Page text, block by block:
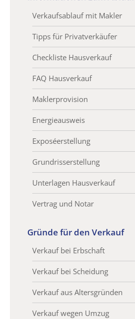
Verkaufsablauf mit Makler
Tipps für Privatverkäufer
Checkliste Hausverkauf
FAQ Hausverkauf
Maklerprovision
Energieausweis
Exposéerstellung
Grundrisserstellung
Unterlagen Hausverkauf
Vertrag und Notar
Gründe für den Verkauf
Verkauf bei Erbschaft
Verkauf bei Scheidung
Verkauf aus Altersgründen
Verkauf wegen Umzug